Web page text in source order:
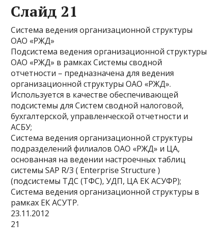
Слайд 21
Система ведения организационной структуры
ОАО «РЖД»
Подсистема ведения организационной структуры
ОАО «РЖД» в рамках Системы сводной
отчетности – предназначена для ведения
организационной структуры ОАО «РЖД».
Используется в качестве обеспечивающей
подсистемы для Систем сводной налоговой,
бухгалтерской, управленческой отчетности и
АСБУ;
Система ведения организационной структуры
подразделений филиалов ОАО «РЖД» и ЦА,
основанная на ведении настроечных таблиц
системы SAP R/3 ( Enterprise Structure )
(подсистемы ТДС (ТФС), УДП, ЦА ЕК АСУФР);
Система ведения организационной структуры в
рамках ЕК АСУТР.
23.11.2012
21